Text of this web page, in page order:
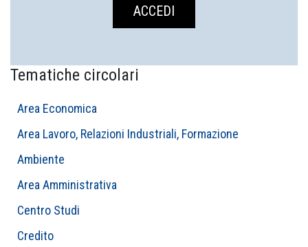
Tematiche circolari
Area Economica
Area Lavoro, Relazioni Industriali, Formazione
Ambiente
Area Amministrativa
Centro Studi
Credito